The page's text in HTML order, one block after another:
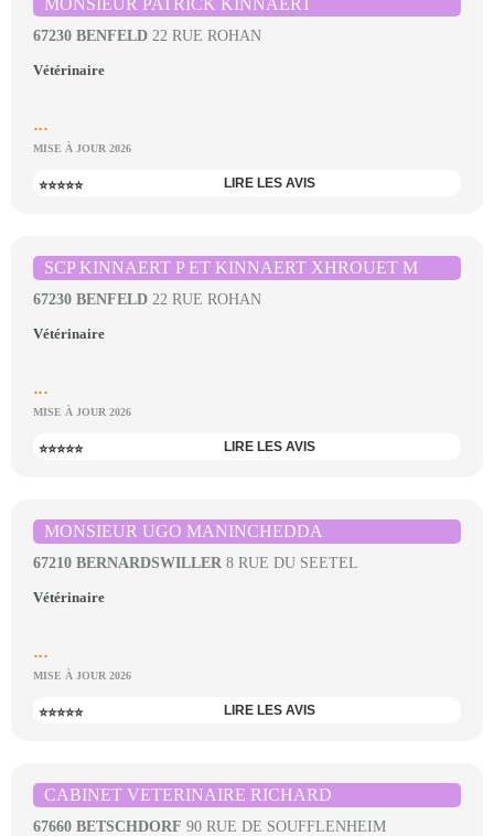
MONSIEUR PATRICK KINNAERT
67230 BENFELD 22 RUE ROHAN
Vétérinaire
...
MISE À JOUR 2026
⭐⭐⭐⭐⭐ LIRE LES AVIS
SCP KINNAERT P ET KINNAERT XHROUET M
67230 BENFELD 22 RUE ROHAN
Vétérinaire
...
MISE À JOUR 2026
⭐⭐⭐⭐⭐ LIRE LES AVIS
MONSIEUR UGO MANINCHEDDA
67210 BERNARDSWILLER 8 RUE DU SEETEL
Vétérinaire
...
MISE À JOUR 2026
⭐⭐⭐⭐⭐ LIRE LES AVIS
CABINET VETERINAIRE RICHARD
67660 BETSCHDORF 90 RUE DE SOUFFLENHEIM